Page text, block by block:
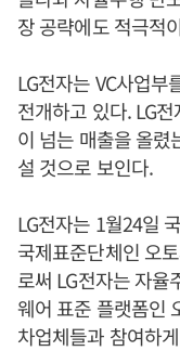
장 공략에도 적극적
LG전자는 VC사업
전개하고 있다. LG
이 넘는 매출을 올렸
설 것으로 보인다.
LG전자는 1월24일
국제표준단체인 오
로써 LG전자는 자율
웨어 표준 플랫폼인
차업체들과 참여하